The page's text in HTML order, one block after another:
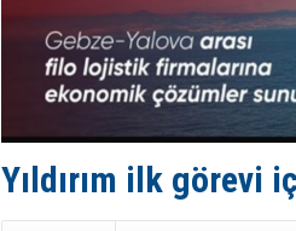
Yıldırım ilk görevi